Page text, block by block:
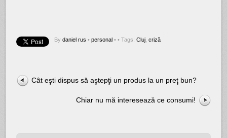
Bydaniel rus • personal • • Tags:Cluj ,criză
Cât eşti dispus să aştepţi un produs la un preţ bun?
Chiar nu mă interesează ce consumi!